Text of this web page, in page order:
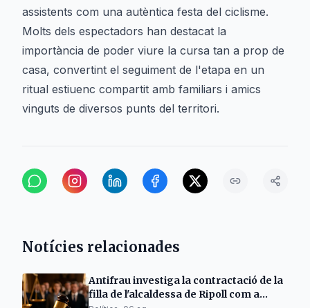
assistents com una autèntica festa del ciclisme.
Molts dels espectadors han destacat la
importància de poder viure la cursa tan a prop de
casa, convertint el seguiment de l'etapa en un
ritual estiuenc compartit amb familiars i amics
vinguts de diversos punts del territori.
Notícies relacionades
Antifrau investiga la contractació de la
filla de l'alcaldessa de Ripoll com a